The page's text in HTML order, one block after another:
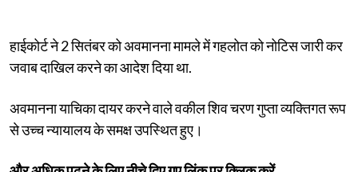
हाईकोर्ट ने 2 सितंबर को अवमानना मामले में गहलोत को नोटिस जारी कर
जवाब दाखिल करने का आदेश दिया था.
अवमानना याचिका दायर करने वाले वकील शिव चरण गुप्ता व्यक्तिगत रूप
से उच्च न्यायालय के समक्ष उपस्थित हुए।